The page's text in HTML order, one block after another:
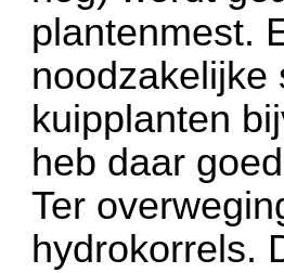
plantenmest.
noodzakelijke
kuipplanten
heb daar
Ter
hydrokorrels.